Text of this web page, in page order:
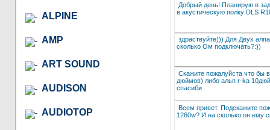
ALPINE
AMP
ART SOUND
AUDISON
AUDIOTOP
Добрый день! Планирую в
в акустическую полку DLS
здраствуйте))) Для Двух
сколько Ом подключать?:))
Скажите пожалуйста что бы
дюймов) либо альп r-ka
спасиби
Всем привет. Подскажите
1260w? И на сколько он ему